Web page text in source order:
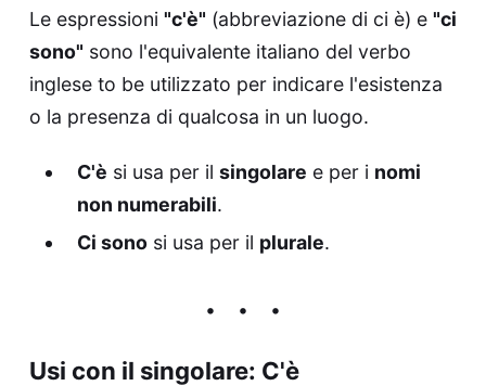
Le espressioni "c'è" (abbreviazione di ci è) e "ci
sono" sono l'equivalente italiano del verbo
inglese to be utilizzato per indicare l'esistenza
o la presenza di qualcosa in un luogo.
C'è si usa per il singolare e per i nomi
non numerabili.
Ci sonosi usa per il plurale.
Usi con il singolare: C'è